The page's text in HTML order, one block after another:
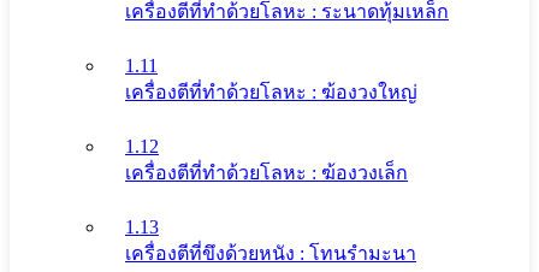
เครื่องตีที่ทําด้วยโลหะ : ระนาดทุ้มเหล็ก
1.11
เครื่องตีที่ทําด้วยโลหะ : ฆ้องวงใหญ่
1.12
เครื่องตีที่ทําด้วยโลหะ : ฆ้องวงเล็ก
1.13
เครื่องตีที่ขึงด้วยหนัง : โทนรํามะนา